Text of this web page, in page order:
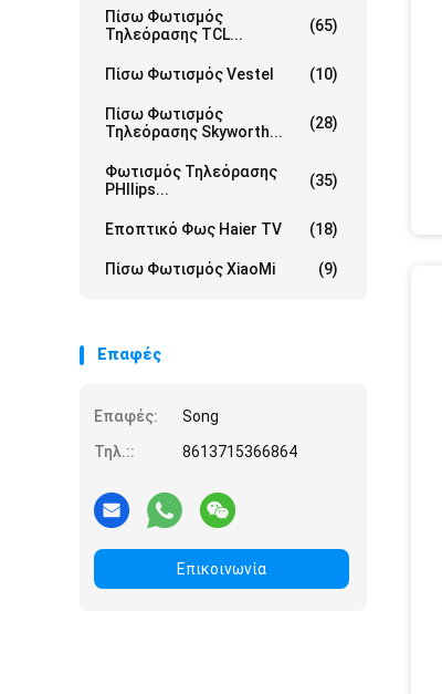
Πίσω Φωτισμός
Τηλεόρασης TCL...
(65)
Πίσω Φωτισμός Vestel (10)
Πίσω Φωτισμός
Τηλεόρασης Skyworth...
(28)
Φωτισμός Τηλεόρασης
PHIlips...
(35)
Εποπτικό Φως Haier TV (18)
Πίσω Φωτισμός XiaoMi (9)
Επαφές
Επαφές:
Song
Τηλ.::
8613715366864
Επικοινωνία